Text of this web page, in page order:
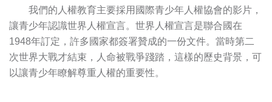
我們的人權教育主要採用國際青少年人權協會的影片，
讓青少年認識世界人權宣言。世界人權宣言是聯合國在
1948年訂定，許多國家都簽署贊成的一份文件。當時第二
次世界大戰才結束，人命被戰爭踐踏，這樣的歷史背景，可
以讓青少年瞭解尊重人權的重要性。